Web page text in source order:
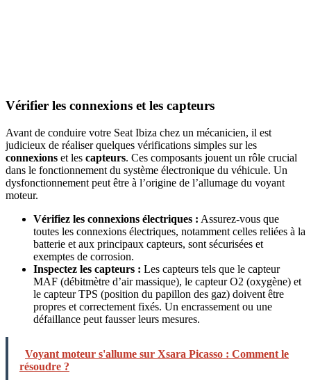
Vérifier les connexions et les capteurs
Avant de conduire votre Seat Ibiza chez un mécanicien, il est
judicieux de réaliser quelques vérifications simples sur les
connexions et les capteurs. Ces composants jouent un rôle crucial
dans le fonctionnement du système électronique du véhicule. Un
dysfonctionnement peut être à l’origine de l’allumage du voyant
moteur.
Vérifiez les connexions électriques : Assurez-vous que
toutes les connexions électriques, notamment celles reliées à la
batterie et aux principaux capteurs, sont sécurisées et
exemptes de corrosion.
Inspectez les capteurs : Les capteurs tels que le capteur
MAF (débitmètre d’air massique), le capteur O2 (oxygène) et
le capteur TPS (position du papillon des gaz) doivent être
propres et correctement fixés. Un encrassement ou une
défaillance peut fausser leurs mesures.
Voyant moteur s'allume sur Xsara Picasso : Comment le
résoudre ?